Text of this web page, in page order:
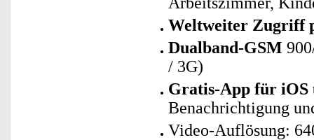
Weltweiter Zugriff
Dualband-GSM
/ 3G)
Gratis-App für iOS
Benachrichtigung
Video-Auflösung: